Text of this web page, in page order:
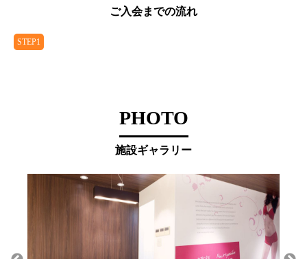
ご入会までの流れ
STEP1
PHOTO
施設ギャラリー